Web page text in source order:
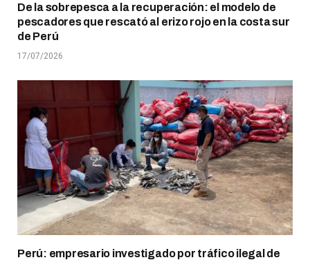
De la sobrepesca a la recuperación: el modelo de
pescadores que rescató al erizo rojo en la costa sur
de Perú
17/07/2026
Perú: empresario investigado por tráfico ilegal de